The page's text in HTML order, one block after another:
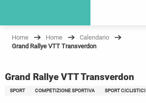
Home Home
Calendario
Grand Rallye VTT Transverdon
Grand Rallye VTT Transverdon
SPORT COMPETIZIONE SPORTIVA SPORT CICLISTICI